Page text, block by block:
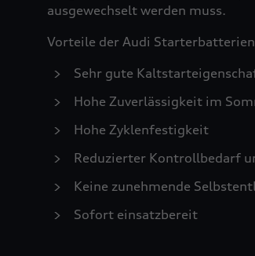
ausgewechselt werden muss.
Vorteile der Audi
Sehr gute
Hohe Zuverlässigkeit im
Hohe Zyklenfestigkeit
Reduzierter Kontrollbedarf
Keine zunehmende
Sofort einsatzbereit